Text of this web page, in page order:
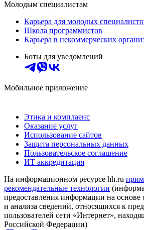
Молодым специалистам
Карьера для молодых
Школа программистов
Карьера в некоммерческих
Боты для уведомлений
Мобильное приложение
Этика и комплаенс
Оказание услуг
Использование сайтов
Защита персональных данных
Пользовательское соглашение
ИТ аккредитация
На информационном ресурсе hh.ru
рекомендательные технологии
предоставления информации на основе
и анализа сведений, относящихся к
пользователей сети «Интернет»,
Российской Федерации)